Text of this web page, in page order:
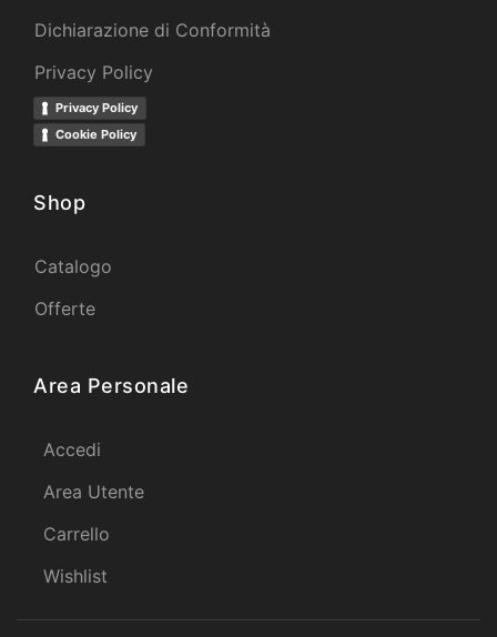
Dichiarazione di Conformità
Privacy Policy
Privacy Policy
Cookie Policy
Shop
Catalogo
Offerte
Area Personale
Accedi
Area Utente
Carrello
Wishlist